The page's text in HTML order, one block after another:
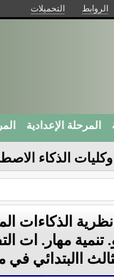
الروابط التحميلات
المرحلة الإعدادية
وكليات الذكاء
الذكاءات
مهار. ات
االبتدائي في